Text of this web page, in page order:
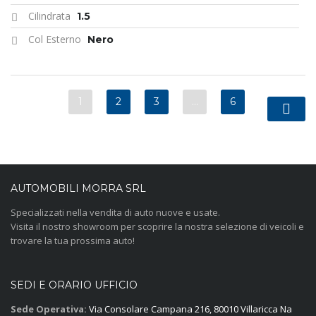
Cilindrata 1.5
Col Esterno Nero
1 2 3 … 6
AUTOMOBILI MORRA SRL
Specializzati nella vendita di auto nuove e usate.
Visita il nostro showroom per scoprire la nostra selezione di veicoli e
trovare la tua prossima auto!
SEDI E ORARIO UFFICIO
Sede Operativa: Via Consolare Campana 216, 80010 Villaricca Na